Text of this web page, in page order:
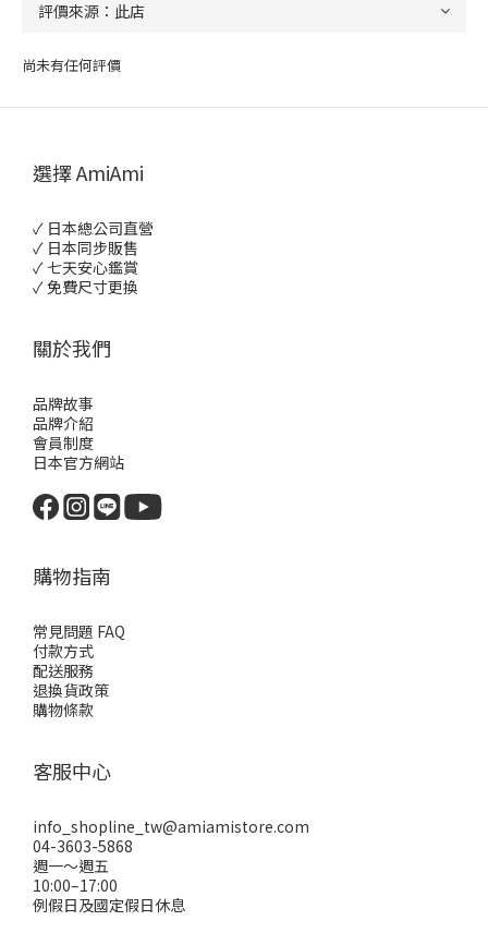
尚未有任何評價
選擇 AmiAmi
✓ 日本總公司直營
✓ 日本同步販售
✓ 七天安心鑑賞
✓ 免費尺寸更換
關於我們
品牌故事
品牌介紹
會員制度
日本官方網站
購物指南
常見問題 FAQ
付款方式
配送服務
退換貨政策
購物條款
客服中心
info_shopline_tw@amiamistore.com
04-3603-5868
週一～週五
10:00–17:00
例假日及國定假日休息